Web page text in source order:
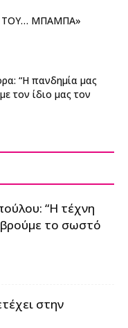
ΤΟΥ… ΜΠΑΜΠΑ»
“Η πανδημία μας
τον ίδιο μας τον
“Η τέχνη
βρούμε το σωστό
στην